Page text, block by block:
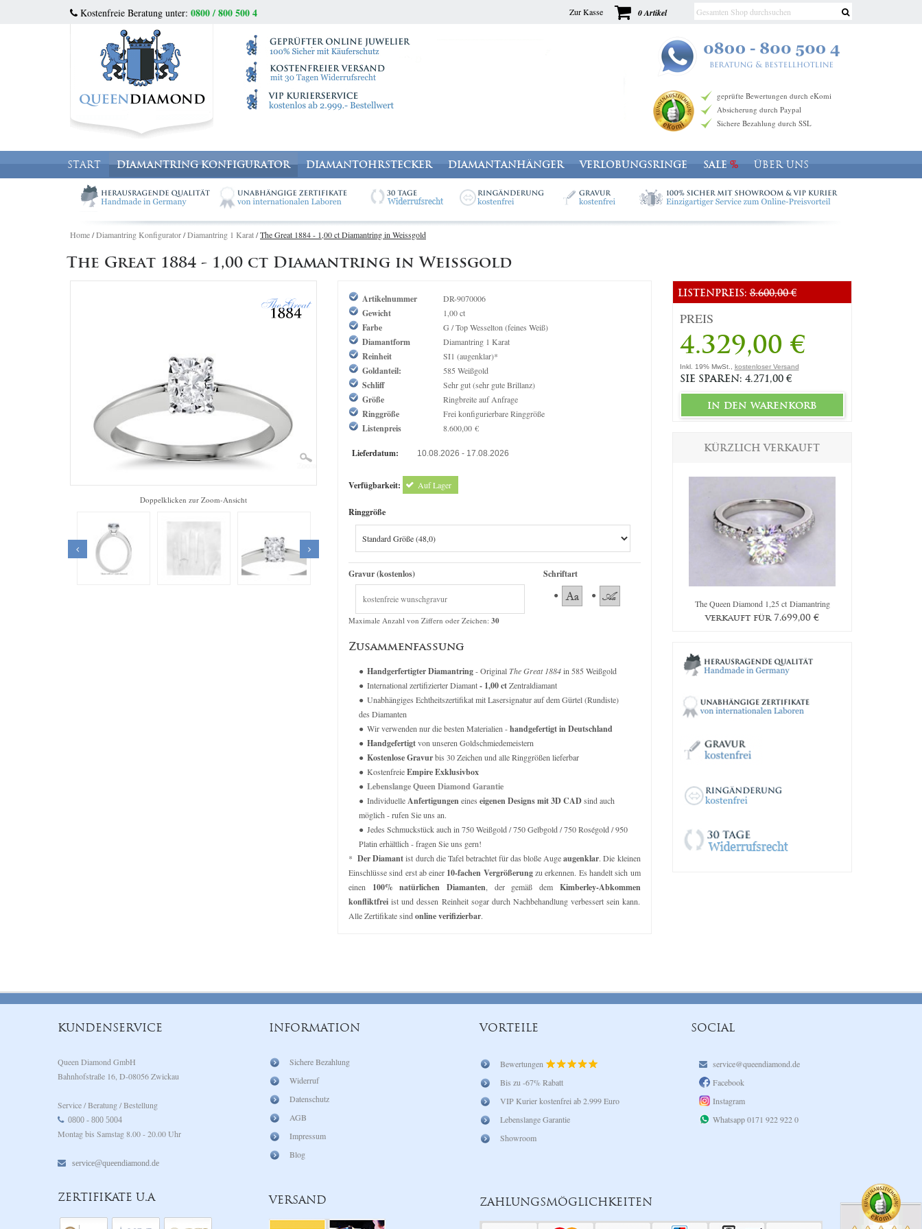
Kostenfreie Beratung unter: 0800 / 800 500 4 0 Artikel
Zur Kasse
geprüfte Bewertungen durch eKomi
Absicherung durch Paypal
Sichere Bezahlung durch SSL
START DIAMANTRING KONFIGURATOR DIAMANTOHRSTECKER DIAMANTANHÄNGER VERLOBUNGSRINGE SALE ÜBER UNS
Home/Diamantring Konfigurator/Diamantring 1 Karat/The Great 1884 - 1,00 ct Diamantring in Weissgold
The Great 1884 - 1,00 ct Diamantring in Weissgold
Zoom
Doppelklicken zur Zoom-Ansicht
Artikelnummer DR-9070006
Gewicht 1,00 ct
Farbe G / Top Wesselton (feines Weiß)
Diamantform Diamantring 1 Karat
Reinheit SI1 (augenklar)*
Goldanteil: 585 Weißgold
Schliff Sehr gut (sehr gute Brillanz)
Größe Ringbreite auf Anfrage
Ringgröße Frei konfigurierbare Ringgröße
Listenpreis 8.600,00 €
Lieferdatum: 10.08.2026 - 17.08.2026
Verfügbarkeit: Auf Lager
Ringgröße
Gravur (kostenlos)
Maximale Anzahl von Ziffern oder Zeichen: 30
Schriftart
Zusammenfassung
Handgerfertigter Diamantring- OriginalThe Great 1884in 585 Weißgold
International zertifizierter Diamant- 1,00 ctZentraldiamant
Unabhängiges Echtheitszertifikat mit Lasersignatur auf dem Gürtel (Rundiste)
des Diamanten
Wir verwenden nur die besten Materialien -handgefertigt in Deutschland
Handgefertigtvon unseren Goldschmiedemeistern
Kostenlose Gravurbis 30 Zeichen und alle Ringgrößen lieferbar
KostenfreieEmpire Exklusivbox
Lebenslange Queen Diamond Garantie
IndividuelleAnfertigungeneines eigenen Designs mit 3D CADsind auch
möglich - rufen Sie uns an.
Jedes Schmuckstück auch in 750 Weißgold / 750 Gelbgold / 750 Roségold / 950
Platin erhältlich - fragen Sie uns gern!
*Der Diamantist durch die Tafel betrachtet für das bloße Augeaugenklar. Die kleinen
Einschlüsse sind erst ab einer 10-fachen Vergrößerungzu erkennen. Es handelt sich um
einen 100% natürlichen Diamanten , der gemäß dem Kimberley-Abkommen
konfliktfrei ist und dessen Reinheit sogar durch Nachbehandlung verbessert sein kann.
Alle Zertifikate sindonline verifizierbar.
LISTENPREIS:8.600,00 €
PREIS
4.329,00 €
Inkl. 19% MwSt., kostenloser Versand
SIE SPAREN: 4.271,00 €
in den warenkorb
KÜRZLICH VERKAUFT
The Queen Diamond 1,00 ct Diamantring
verkauft für5.959,00€
The Queen Diamond 0,50ct Diamantring The Queen Diamond 1,25 ct Diamantring
verkauft für 7.699,00 €
KUNDENSERVICE
Queen Diamond GmbH
Bahnhofstraße 16, D-08056 Zwickau
Service / Beratung / Bestellung
0800 - 800 5004
Montag bis Samstag 8.00 - 20.00 Uhr
service@queendiamond.de
ZERTIFIKATE U.A
INFORMATION
Sichere Bezahlung
Widerruf
Datenschutz
AGB
Impressum
Blog
VERSAND
VORTEILE
Bewertungen
Bis zu -67% Rabatt
VIP Kurier kostenfrei ab 2.999 Euro
Lebenslange Garantie
Showroom
ZAHLUNGSMÖGLICHKEITEN
SOCIAL
service@queendiamond.de
Facebook
Instagram
Whatsapp 0171 922 922 0